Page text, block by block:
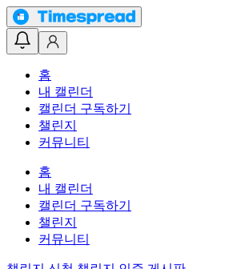
홈
내 캘린더
캘린더 구독하기
챌린지
커뮤니티
홈
내 캘린더
캘린더 구독하기
챌린지
커뮤니티